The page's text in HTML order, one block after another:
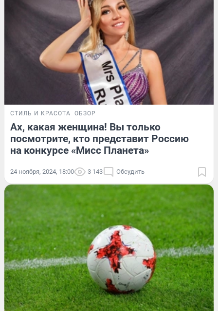
СТИЛЬ И КРАСОТА ОБЗОР
Ах, какая женщина! Вы только
посмотрите, кто представит Россию
на конкурсе «Мисс Планета»
24 ноября, 2024, 18:00 3 143 Обсудить